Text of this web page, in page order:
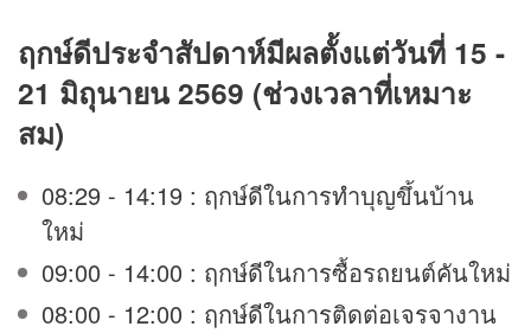
ฤกษ์ดีประจำสัปดาห์มีผลตั้งแต่วันที่ 15 -
21 มิถุนายน 2569 (ช่วงเวลาที่เหมาะ
สม)
08:29 - 14:19 : ฤกษ์ดีในการทำบุญขึ้นบ้าน
ใหม่
09:00 - 14:00 : ฤกษ์ดีในการซื้อรถยนต์คันใหม่
08:00 - 12:00 : ฤกษ์ดีในการติดต่อเจรจางาน